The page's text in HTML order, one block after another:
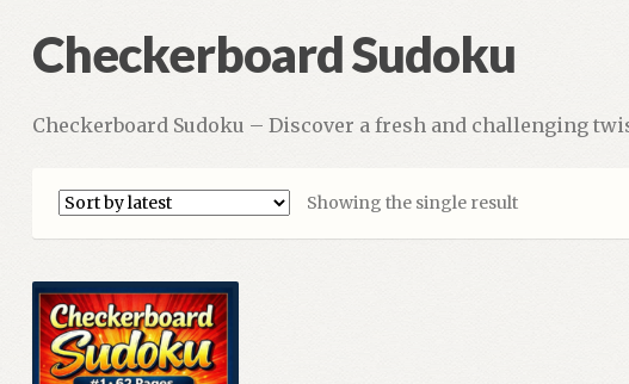
Checkerboard Sudoku
Checkerboard Sudoku – Discover a fresh and challenging
Showing the single result